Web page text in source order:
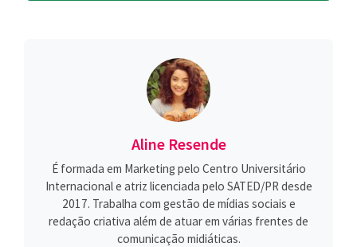
Aline Resende
É formada em Marketing pelo Centro Universitário
Internacional e atriz licenciada pelo SATED/PR desde
2017. Trabalha com gestão de mídias sociais e
redação criativa além de atuar em várias frentes de
comunicação midiáticas.